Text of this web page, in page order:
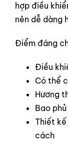
hợp điều
nên dễ dàng
Điểm đáng
Điều
Có thể
Hương
Bao
Thiết kế
cách